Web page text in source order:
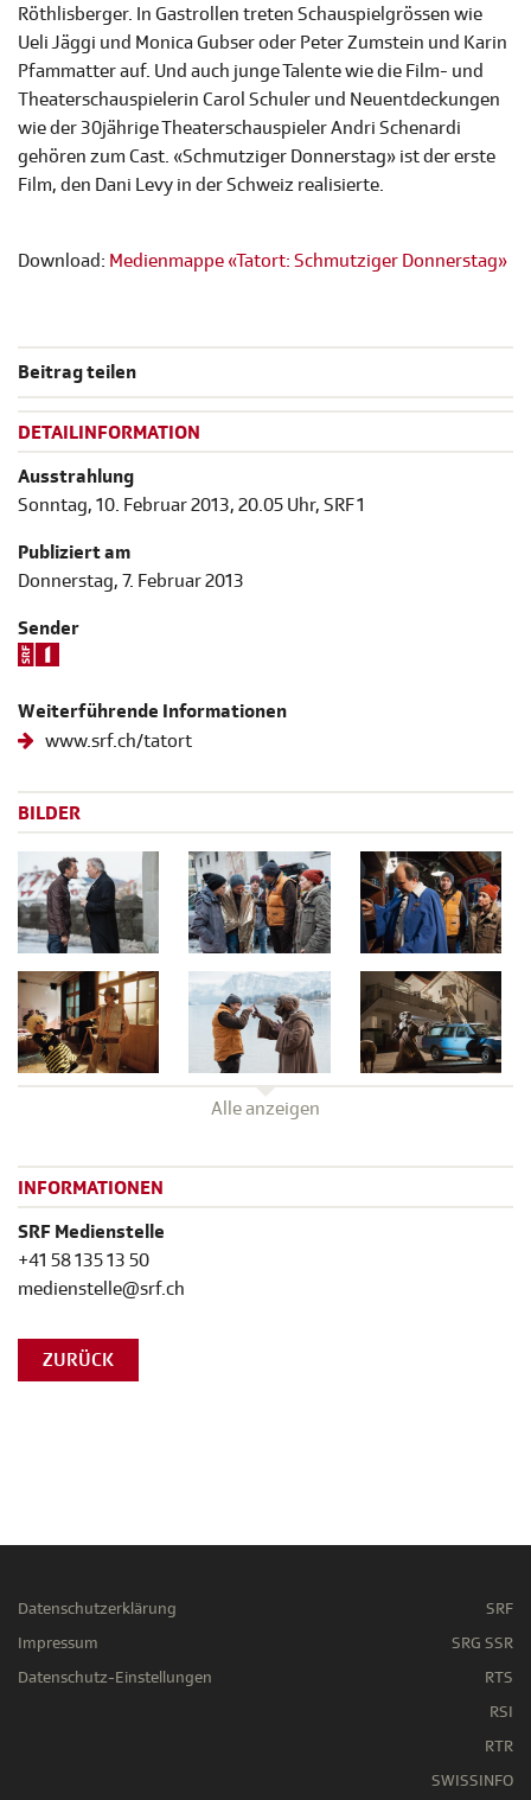
Röthlisberger. In Gastrollen treten Schauspielgrössen wie
Ueli Jäggi und Monica Gubser oder Peter Zumstein und Karin
Pfammatter auf. Und auch junge Talente wie die Film- und
Theaterschauspielerin Carol Schuler und Neuentdeckungen
wie der 30jährige Theaterschauspieler Andri Schenardi
gehören zum Cast. «Schmutziger Donnerstag» ist der erste
Film, den Dani Levy in der Schweiz realisierte.
Download: Medienmappe «Tatort: Schmutziger Donnerstag»
Beitrag teilen
DETAILINFORMATION
Ausstrahlung
Sonntag, 10. Februar 2013, 20.05 Uhr, SRF 1
Publiziert am
Donnerstag, 7. Februar 2013
Sender
Weiterführende Informationen
www.srf.ch/tatort
BILDER
Alle anzeigen
INFORMATIONEN
SRF Medienstelle
+41 58 135 13 50
medienstelle@srf.ch
ZURÜCK
Datenschutzerklärung
Impressum
Datenschutz-Einstellungen
SRF
SRG SSR
RTS
RSI
RTR
SWISSINFO